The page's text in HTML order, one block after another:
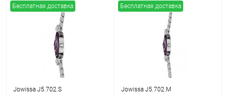
Бесплатная доставка
Jowissa J5.702.S
Бесплатная доставка
Jowissa J5.702.M